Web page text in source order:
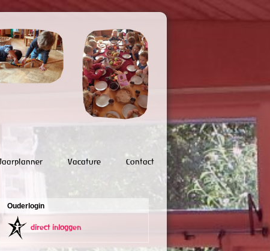
Vacature Contact
Ouderlogin
direct inloggen